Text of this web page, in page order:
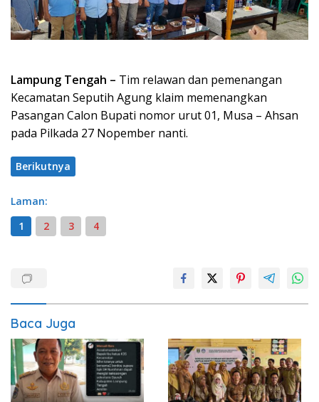
Lampung Tengah – Tim relawan dan pemenangan
Kecamatan Seputih Agung klaim memenangkan
Pasangan Calon Bupati nomor urut 01, Musa – Ahsan
pada Pilkada 27 Nopember nanti.
Berikutnya
Laman:
1
2 3 4
Baca Juga